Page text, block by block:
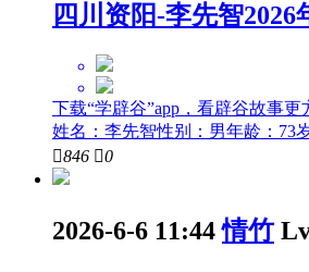
四川资阳-李先智2026
下载“学辟谷”app，看辟谷故事
姓名：李先智性别：男年龄：73
846 0
2026-6-6 11:44 情竹